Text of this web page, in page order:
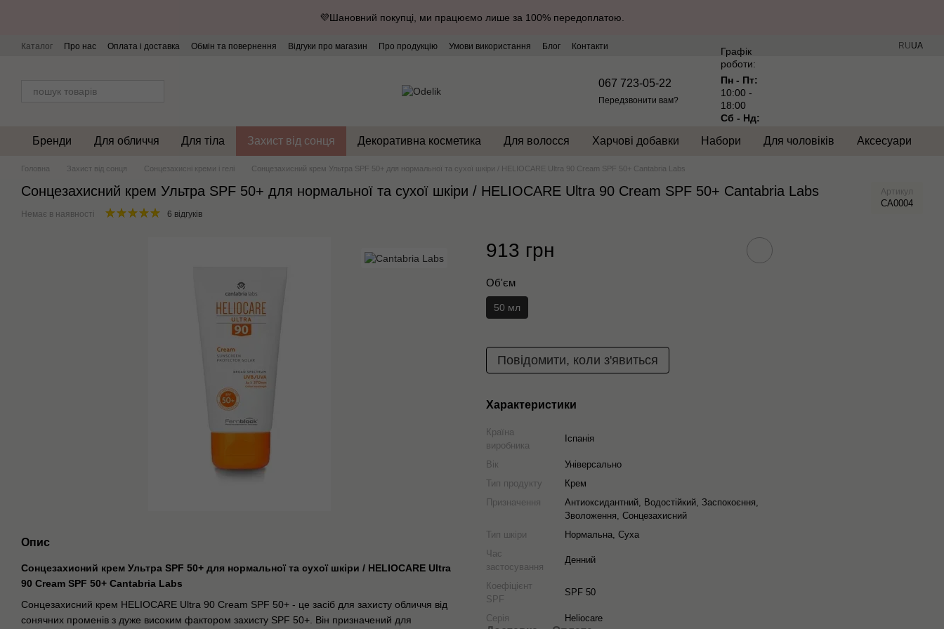
💜Шановний покупці, ми працюємо лише за 100% передоплатою.
Каталог Про нас Оплата і доставка Обмін та повернення Відгуки про магазин Про продукцію Умови використання Блог Контакти RUUA
067 723-05-22
Передзвонити вам?
Графік
роботи:
Пн - Пт:
10:00 -
18:00
Сб - Нд:
Бренди Для обличчя Для тіла Захист від сонця Декоративна косметика Для волосся Харчові добавки Набори Для чоловіків Аксесуари
Головна Захист від сонця Сонцезахисні креми і гелі Сонцезахисний крем Ультра SPF 50+ для нормальної та сухої шкіри / HELIOCARE Ultra 90 Cream SPF 50+ Cantabria Labs
Сонцезахисний крем Ультра SPF 50+ для нормальної та сухої шкіри / HELIOCARE Ultra 90 Cream SPF 50+ Cantabria Labs Артикул
CA0004
Немає в наявності 6 відгуків
Опис
Сонцезахисний крем Ультра SPF 50+ для нормальної та сухої шкіри / HELIOCARE Ultra
90 Cream SPF 50+ Cantabria Labs
Сонцезахисний крем HELIOCARE Ultra 90 Cream SPF 50+ - це засіб для захисту обличчя від
сонячних променів з дуже високим фактором захисту SPF 50+. Він призначений для
913 грн
Об'єм
50 мл
Повідомити, коли з'явиться
Характеристики
Країна
виробника
Іспанія
Вік
Універсально
Тип продукту
Крем
Призначення
Антиоксидантний, Водостійкий, Заспокоєння,
Зволоження, Сонцезахисний
Тип шкіри
Нормальна, Суха
Час
застосування
Денний
Коефіцієнт
SPF
SPF 50
Серія Heliocare